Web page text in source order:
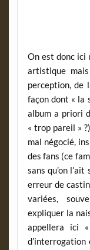
On est donc ici
artistique
perception, de
façon dont « la
album a priori
« trop pareil »
mal négocié,
des fans (ce
sans qu’on
erreur de
variées,
expliquer la
appellera ici
d’interrogation